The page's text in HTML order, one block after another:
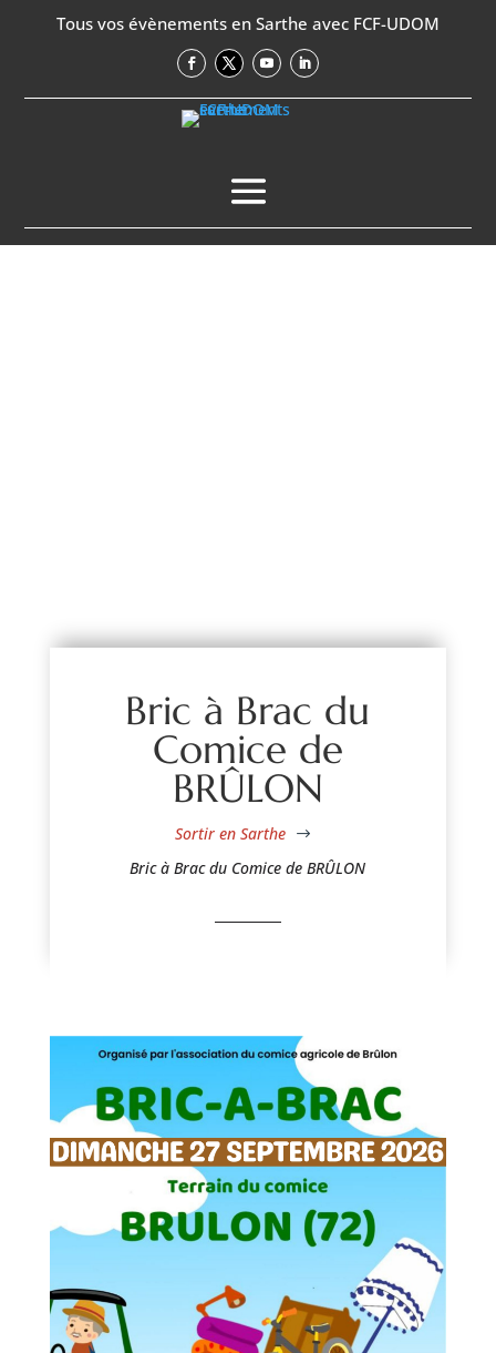
Tous vos évènements en Sarthe avec FCF-UDOM
Bric à Brac du
Comice de
BRÛLON
Sortir en Sarthe $
Bric à Brac du Comice de BRÛLON